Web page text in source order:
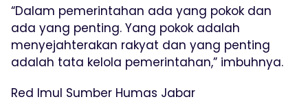
“Dalam pemerintahan ada yang pokok dan
ada yang penting. Yang pokok adalah
menyejahterakan rakyat dan yang penting
adalah tata kelola pemerintahan,” imbuhnya.
Red Imul Sumber Humas Jabar